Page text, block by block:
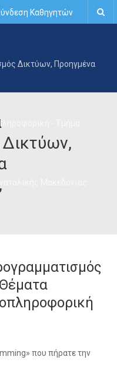
Καθηγητών
που πήρατε την